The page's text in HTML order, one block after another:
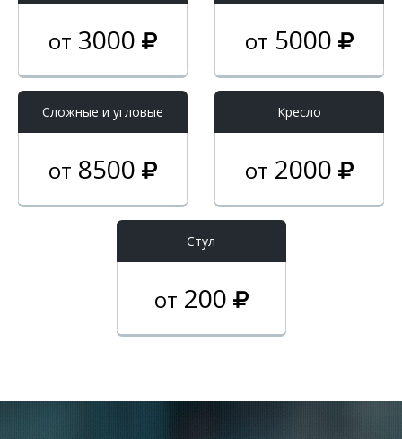
от 3000 от 5000
Cложные и угловые
от 8500
Кресло
от 2000
Стул
от 200